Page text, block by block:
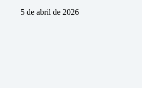
5 de abril de 2026